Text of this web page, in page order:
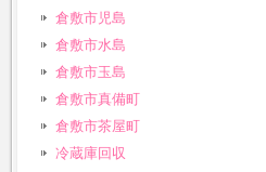
倉敷市児島
倉敷市水島
倉敷市玉島
倉敷市真備町
倉敷市茶屋町
冷蔵庫回収